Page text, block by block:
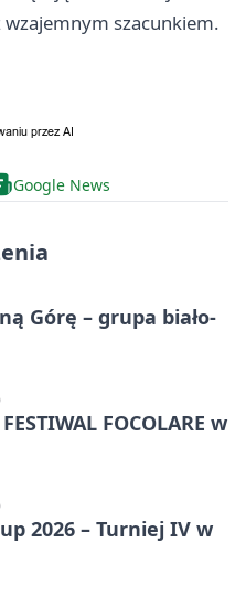
szacunkiem.
Google News
Górę – grupa biało-
FOCOLARE w
2026 – Turniej IV w